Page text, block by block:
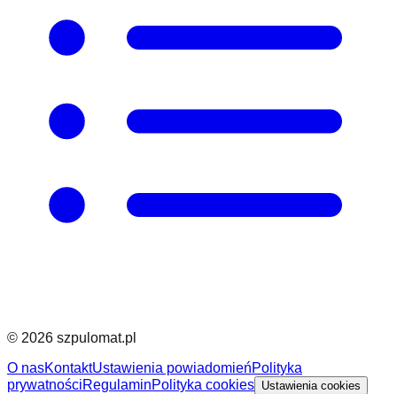
© 2026 szpulomat.pl
O nasKontaktUstawienia powiadomieńPolityka
prywatnościRegulaminPolityka cookies Ustawienia cookies